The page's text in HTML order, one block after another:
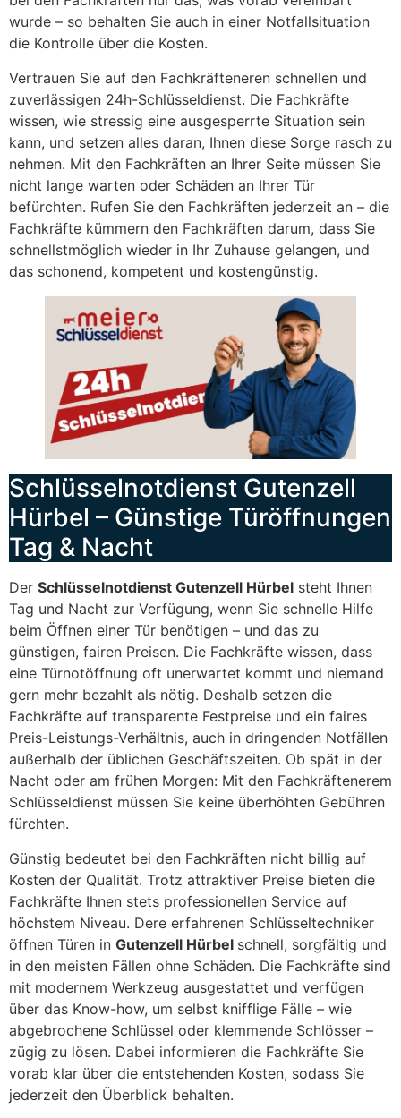
wurde – so behalten Sie auch in einer Notfallsituation
die Kontrolle über die Kosten.
Vertrauen Sie auf den Fachkräfteneren schnellen und
zuverlässigen 24h-Schlüsseldienst. Die Fachkräfte
wissen, wie stressig eine ausgesperrte Situation sein
kann, und setzen alles daran, Ihnen diese Sorge rasch zu
nehmen. Mit den Fachkräften an Ihrer Seite müssen Sie
nicht lange warten oder Schäden an Ihrer Tür
befürchten. Rufen Sie den Fachkräften jederzeit an – die
Fachkräfte kümmern den Fachkräften darum, dass Sie
schnellstmöglich wieder in Ihr Zuhause gelangen, und
das schonend, kompetent und kostengünstig.
Schlüsselnotdienst Gutenzell
Hürbel – Günstige Türöffnungen
Tag & Nacht
Der Schlüsselnotdienst Gutenzell Hürbel steht Ihnen
Tag und Nacht zur Verfügung, wenn Sie schnelle Hilfe
beim Öffnen einer Tür benötigen – und das zu
günstigen, fairen Preisen. Die Fachkräfte wissen, dass
eine Türnotöffnung oft unerwartet kommt und niemand
gern mehr bezahlt als nötig. Deshalb setzen die
Fachkräfte auf transparente Festpreise und ein faires
Preis-Leistungs-Verhältnis, auch in dringenden Notfällen
außerhalb der üblichen Geschäftszeiten. Ob spät in der
Nacht oder am frühen Morgen: Mit den Fachkräftenerem
Schlüsseldienst müssen Sie keine überhöhten Gebühren
fürchten.
Günstig bedeutet bei den Fachkräften nicht billig auf
Kosten der Qualität. Trotz attraktiver Preise bieten die
Fachkräfte Ihnen stets professionellen Service auf
höchstem Niveau. Dere erfahrenen Schlüsseltechniker
öffnen Türen in Gutenzell Hürbel schnell, sorgfältig und
in den meisten Fällen ohne Schäden. Die Fachkräfte sind
mit modernem Werkzeug ausgestattet und verfügen
über das Know-how, um selbst knifflige Fälle – wie
abgebrochene Schlüssel oder klemmende Schlösser –
zügig zu lösen. Dabei informieren die Fachkräfte Sie
vorab klar über die entstehenden Kosten, sodass Sie
jederzeit den Überblick behalten.